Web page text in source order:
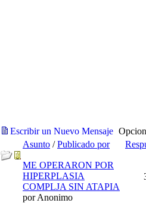
Escribir un Nuevo Mensaje
Asunto /Publicado por
ME OPERARON POR
HIPERPLASIA
COMPLJA SIN ATAPIA
por Anonimo